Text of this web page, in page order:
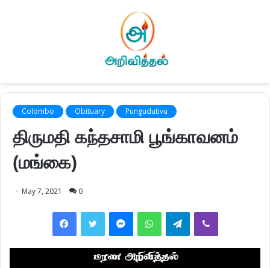
Colombo Obituary Pungudutivu
திருமதி கந்தசாமி பூங்காவனம்
(மங்கை)
May 7, 2021 0
FacebookTwitter MessengerWhatsAppTelegramViber